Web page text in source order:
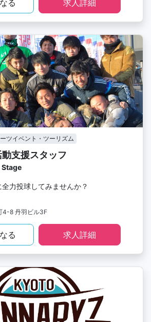
る 求人詳細
ツイベント・ツーリズム
支援スタッフ
Stage
力投球してみませんか？
4-8 丹羽ビル3F
る 求人詳細